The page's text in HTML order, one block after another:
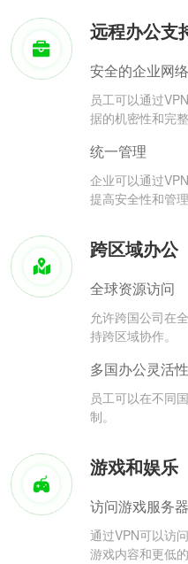
远程办公支
安全的企业网
员工可以通过
据的机密性和完整
统一管理
企业可以通过
提高安全性和管理
跨区域办公
全球资源访问
允许跨国公司在
持跨区域协作。
多国办公灵活性
员工可以在不同
制。
游戏和娱乐
访问游戏服务器
通过VPN可以访
游戏内容和更低的